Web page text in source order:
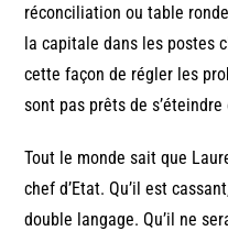
réconciliation ou table
la capitale dans les postes
cette façon de régler les
sont pas prêts de
Tout le monde sait que
chef d’Etat. Qu’il est
double langage. Qu’il ne